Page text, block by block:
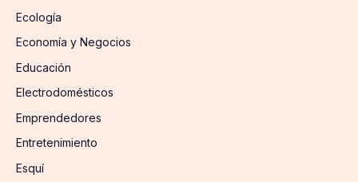
Ecología
Economía y Negocios
Educación
Electrodomésticos
Emprendedores
Entretenimiento
Esquí